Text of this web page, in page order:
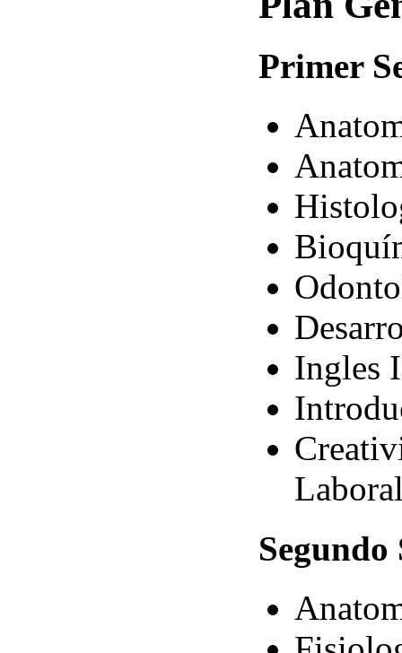
Primer
Ingles
Segundo